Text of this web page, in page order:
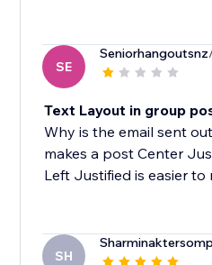
SE
Seniorhangoutsnz
Text Layout in group
Why is the email sent
makes a post Center
Left Justified is easier to
SH